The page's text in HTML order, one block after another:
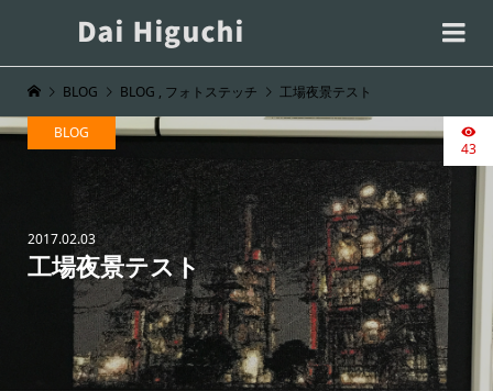
2017.02.03
工場夜景テスト
BLOG
43
BLOG BLOG , フォトステッチ 工場夜景テスト